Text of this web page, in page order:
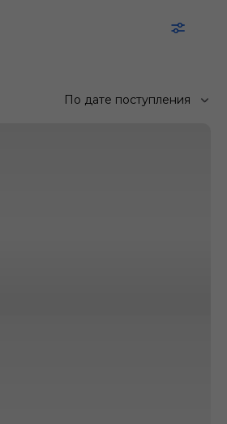
По дате поступления